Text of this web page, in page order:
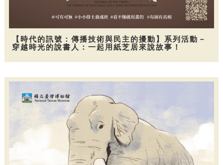
【時代的訊號：傳播技術與民主的擾動】系列活動－
穿越時光的說書人：一起用紙芝居來說故事！